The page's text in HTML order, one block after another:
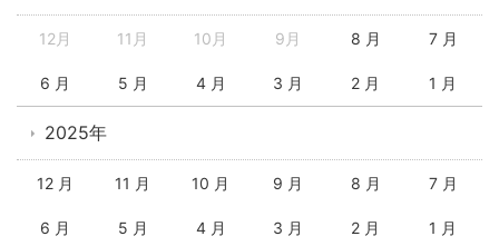
12月 11月 10月 9月 8 月 7 月
6 月 5 月 4 月 3 月 2 月 1 月
2025年
12 月 11 月 10 月 9 月 8 月 7 月
6 月 5 月 4 月 3 月 2 月 1 月